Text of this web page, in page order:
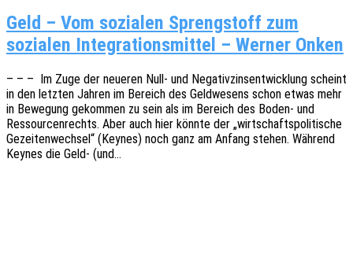
Geld – Vom sozialen Sprengstoff zum
sozialen Integrationsmittel – Werner Onken
– – – Im Zuge der neue­ren Null- und Nega­tiv­zins­ent­wick­lung scheint
in den letz­ten Jahren im Bereich des Geld­we­sens schon etwas mehr
in Bewe­gung gekom­men zu sein als im Bereich des Boden- und
Ressour­cen­rechts. Aber auch hier könnte der „wirt­schafts­po­li­ti­sche
Gezei­ten­wech­sel“ (Keynes) noch ganz am Anfang stehen. Während
Keynes die Geld- (und…